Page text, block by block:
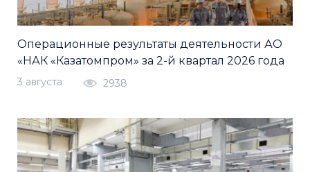
Операционные результаты деятельности АО
«НАК «Казатомпром» за 2-й квартал 2026 года
3 августа 2938